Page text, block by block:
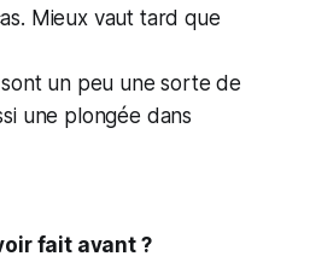
Mieux vaut tard que
un peu une sorte de
une plongée dans
fait avant ?